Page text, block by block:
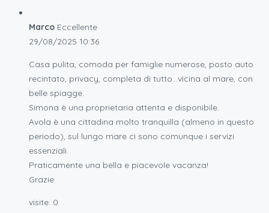
Marco Eccellente
29/08/2025 10:36
Casa pulita, comoda per famiglie numerose, posto auto
recintato, privacy, completa di tutto…vicina al mare, con
belle spiagge.
Simona è una proprietaria attenta e disponibile.
Avola è una cittadina molto tranquilla (almeno in questo
periodo), sul lungo mare ci sono comunque i servizi
essenziali.
Praticamente una bella e piacevole vacanza!
Grazie
visite: 0